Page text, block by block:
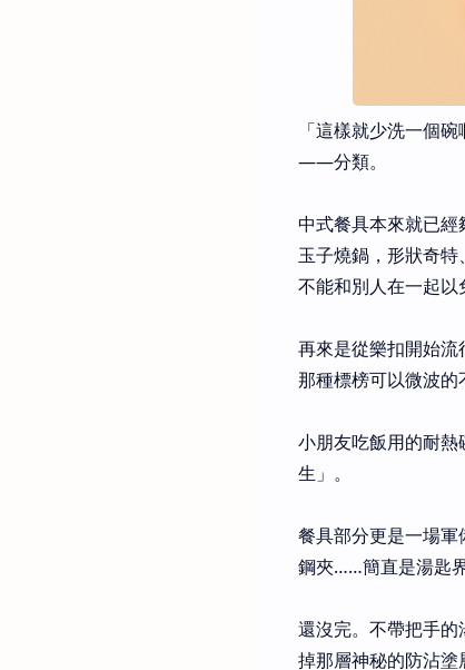
「這樣就少洗一個
——分類。
中式餐具本來就已經
玉子燒鍋，形狀奇
不能和別人在一起以
再來是從樂扣開始
那種標榜可以微波的
小朋友吃飯用的耐
生」。
餐具部分更是一場
鋼夾……簡直是湯匙界
還沒完。不帶把手
掉那層神秘的防沾塗